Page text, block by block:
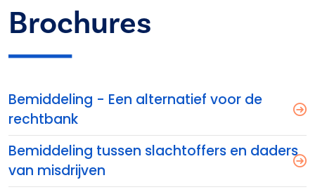
Brochures
Bemiddeling - Een alternatief voor de
rechtbank
Bemiddeling tussen slachtoffers en daders
van misdrijven